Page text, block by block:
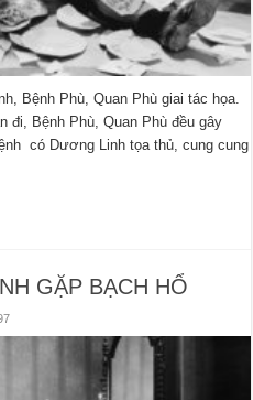
Bệnh Phù, Quan Phù giai tác họa.
đi, Bệnh Phù, Quan Phù đều gây
có Dương Linh tọa thủ, cung cung
GẶP BẠCH HỔ